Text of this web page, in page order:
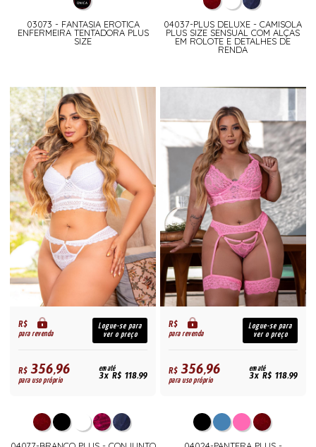
03073 - FANTASIA EROTICA
ENFERMEIRA TENTADORA PLUS
SIZE
04037-PLUS DELUXE - CAMISOLA
PLUS SIZE SENSUAL COM ALÇAS
EM ROLOTE E DETALHES DE
RENDA
R$
para revenda
Logue-se para
ver o preço
R$356,96
para uso próprio
em até
3x R$ 118,99
R$
para revenda
Logue-se para
ver o preço
R$356,96
para uso próprio
em até
3x R$ 118,99